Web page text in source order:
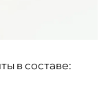
в составе: